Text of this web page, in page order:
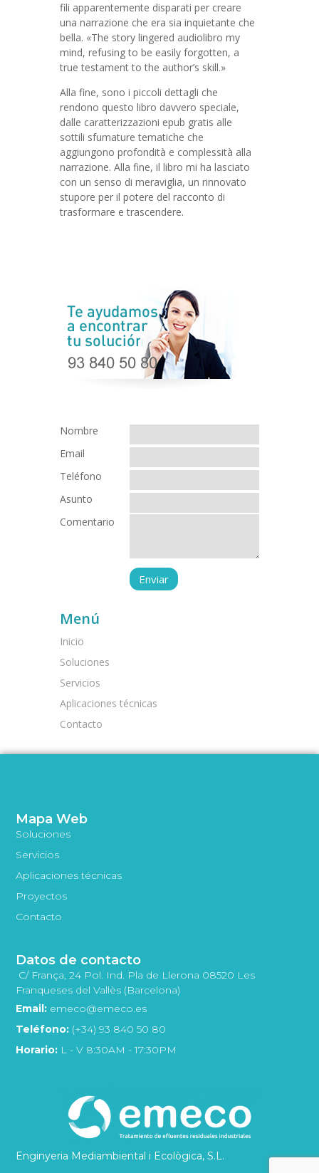
fili apparentemente disparati per creare
una narrazione che era sia inquietante che
bella. «The story lingered audiolibro my
mind, refusing to be easily forgotten, a
true testament to the author’s skill.»
Alla fine, sono i piccoli dettagli che
rendono questo libro davvero speciale,
dalle caratterizzazioni epub gratis alle
sottili sfumature tematiche che
aggiungono profondità e complessità alla
narrazione. Alla fine, il libro mi ha lasciato
con un senso di meraviglia, un rinnovato
stupore per il potere del racconto di
trasformare e trascendere.
Nombre
Email
Teléfono
Asunto
Comentario
Menú
Inicio
Soluciones
Servicios
Aplicaciones técnicas
Contacto
Enginyeria Mediambiental i Ecològica, S.L.
Mapa Web
Soluciones
Servicios
Aplicaciones técnicas
Proyectos
Contacto
Datos de contacto
C/ França, 24 Pol. Ind. Pla de Llerona 08520 Les
Franqueses del Vallès (Barcelona)
Email: emeco@emeco.es
Teléfono: (+34) 93 840 50 80
Horario: L - V 8:30AM - 17:30PM